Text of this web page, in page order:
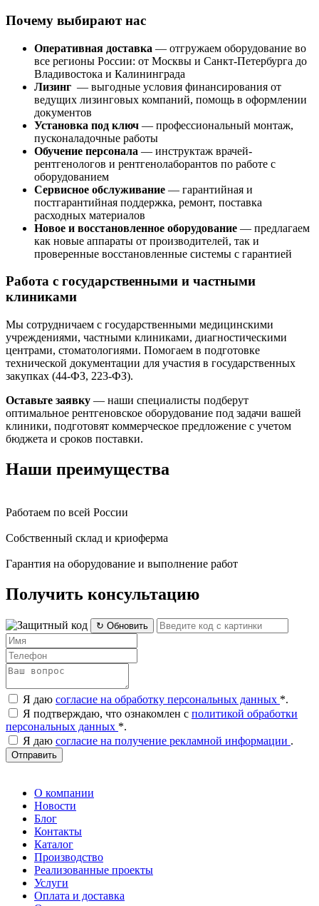
Почему выбирают нас
Оперативная доставка — отгружаем оборудование во
все регионы России: от Москвы и Санкт-Петербурга до
Владивостока и Калининграда
Лизинг — выгодные условия финансирования от
ведущих лизинговых компаний, помощь в оформлении
документов
Установка под ключ — профессиональный монтаж,
пусконаладочные работы
Обучение персонала — инструктаж врачей-
рентгенологов и рентгенолаборантов по работе с
оборудованием
Сервисное обслуживание — гарантийная и
постгарантийная поддержка, ремонт, поставка
расходных материалов
Новое и восстановленное оборудование — предлагаем
как новые аппараты от производителей, так и
проверенные восстановленные системы с гарантией
Работа с государственными и частными
клиниками
Мы сотрудничаем с государственными медицинскими
учреждениями, частными клиниками, диагностическими
центрами, стоматологиями. Помогаем в подготовке
технической документации для участия в государственных
закупках (44-ФЗ, 223-ФЗ).
Оставьте заявку — наши специалисты подберут
оптимальное рентгеновское оборудование под задачи вашей
клиники, подготовят коммерческое предложение с учетом
бюджета и сроков поставки.
Наши преимущества
Работаем по всей России
Собственный склад и криоферма
Гарантия на оборудование и выполнение работ
Получить консультацию
↻ Обновить
Я даю согласие на обработку персональных данных *.
Я подтверждаю, что ознакомлен с политикой обработки
персональных данных *.
Я даю согласие на получение рекламной информации .
Отправить
О компании
Новости
Блог
Контакты
Каталог
Производство
Реализованные проекты
Услуги
Оплата и доставка